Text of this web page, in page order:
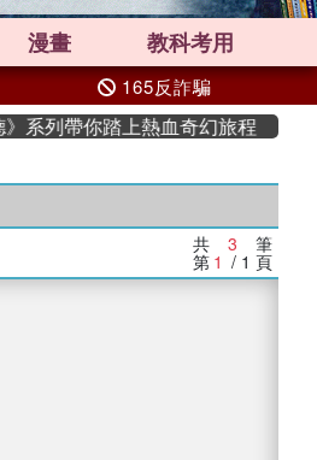
漫畫 教科考用
165反詐騙
列帶你踏上熱血奇幻旅程
共 3 筆
第 1 / 1 頁